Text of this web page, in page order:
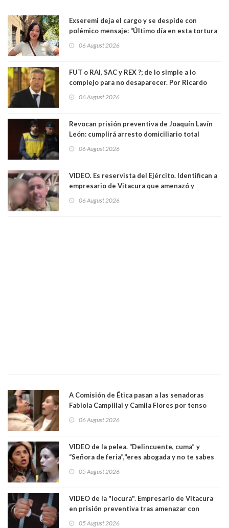
Exseremi deja el cargo y se despide con
polémico mensaje: “Último día en esta tortura
06 August 2026
FUT o RAI, SAC y REX ?; de lo simple a lo
complejo para no desaparecer. Por Ricardo
06 August 2026
Revocan prisión preventiva de Joaquín Lavín
León: cumplirá arresto domiciliario total
06 August 2026
VIDEO. Es reservista del Ejército. Identifican a
empresario de Vitacura que amenazó y
al "ring raja". Se trata de Andrés Arrieta y la
06 August 2026
A Comisión de Ética pasan a las senadoras
Fabiola Campillai y Camila Flores por tenso
06 August 2026
VIDEO de la pelea. “Delincuente, cuma” y
“Señora de feria”,"eres abogada y no te sabes
senadoras Camila Flores y Fabiola Campillai en
05 August 2026
VIDEO de la "locura". Empresario de Vitacura
en prisión preventiva tras amenazar con
05 August 2026